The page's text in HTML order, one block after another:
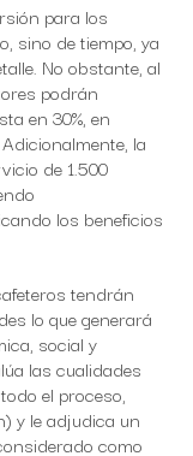
para los
sino de tiempo, ya
No obstante, al
podrán
en 30%, en
la
de 1.500
los beneficios
tendrán
lo que generará
social y
las cualidades
el proceso,
y le adjudica un
como